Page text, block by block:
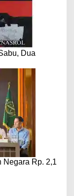
Dua
Negara Rp. 2,1